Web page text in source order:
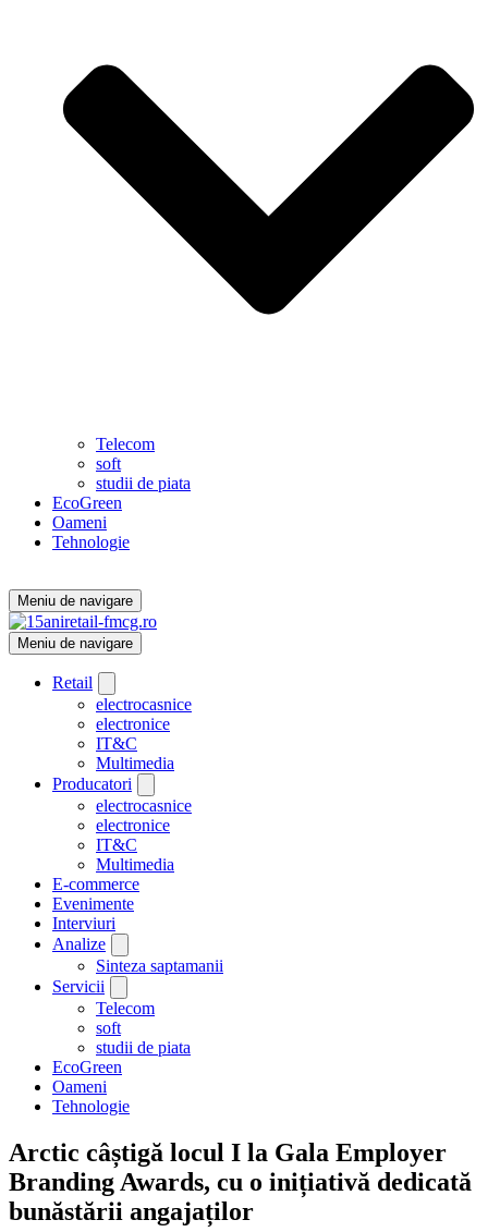
Telecom
soft
studii de piata
EcoGreen
Oameni
Tehnologie
Meniu de navigare
Meniu de navigare
Retail
electrocasnice
electronice
IT&C
Multimedia
Producatori
electrocasnice
electronice
IT&C
Multimedia
E-commerce
Evenimente
Interviuri
Analize
Sinteza saptamanii
Servicii
Telecom
soft
studii de piata
EcoGreen
Oameni
Tehnologie
Arctic câștigă locul I la Gala Employer
Branding Awards, cu o inițiativă dedicată
bunăstării angajaților